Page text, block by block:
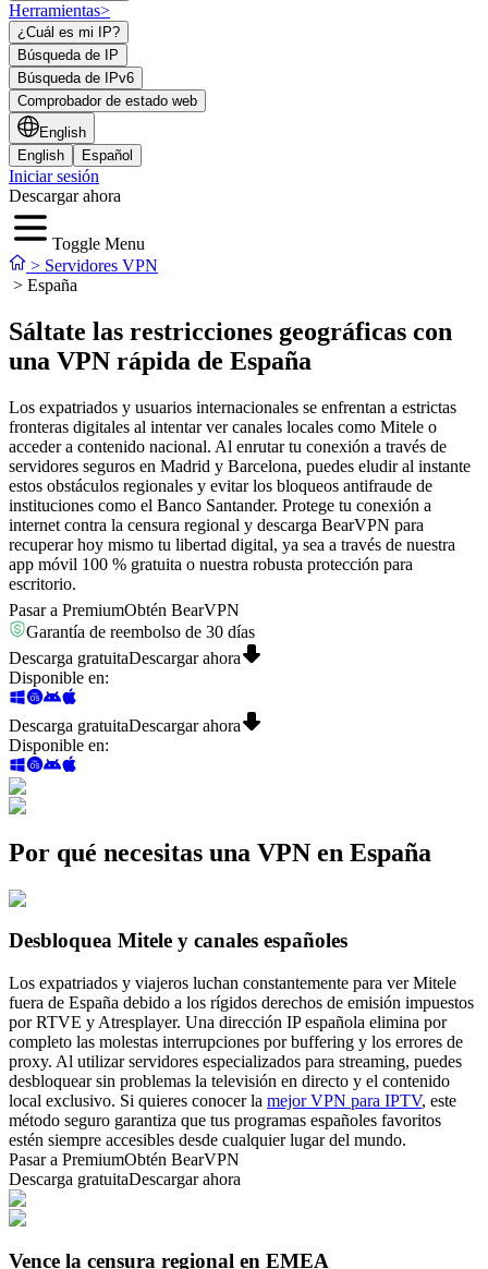
Herramientas>
¿Cuál es mi IP?
Búsqueda de IP
Búsqueda de IPv6
Comprobador de estado web
English
English
Español
Iniciar sesión
Descargar ahora
Toggle Menu
> Servidores VPN
> España
Sáltate las restricciones geográficas con
una VPN rápida de España
Los expatriados y usuarios internacionales se enfrentan a estrictas
fronteras digitales al intentar ver canales locales como Mitele o
acceder a contenido nacional. Al enrutar tu conexión a través de
servidores seguros en Madrid y Barcelona, puedes eludir al instante
estos obstáculos regionales y evitar los bloqueos antifraude de
instituciones como el Banco Santander. Protege tu conexión a
internet contra la censura regional y descarga BearVPN para
recuperar hoy mismo tu libertad digital, ya sea a través de nuestra
app móvil 100 % gratuita o nuestra robusta protección para
escritorio.
Pasar a PremiumObtén BearVPN
Garantía de reembolso de 30 días
Descarga gratuitaDescargar ahora
Disponible en:
Descarga gratuitaDescargar ahora
Disponible en:
Por qué necesitas una VPN en España
Desbloquea Mitele y canales españoles
Los expatriados y viajeros luchan constantemente para ver Mitele
fuera de España debido a los rígidos derechos de emisión impuestos
por RTVE y Atresplayer. Una dirección IP española elimina por
completo las molestas interrupciones por buffering y los errores de
proxy. Al utilizar servidores especializados para streaming, puedes
desbloquear sin problemas la televisión en directo y el contenido
local exclusivo. Si quieres conocer la mejor VPN para IPTV, este
método seguro garantiza que tus programas españoles favoritos
estén siempre accesibles desde cualquier lugar del mundo.
Pasar a PremiumObtén BearVPN
Descarga gratuitaDescargar ahora
Vence la censura regional en EMEA